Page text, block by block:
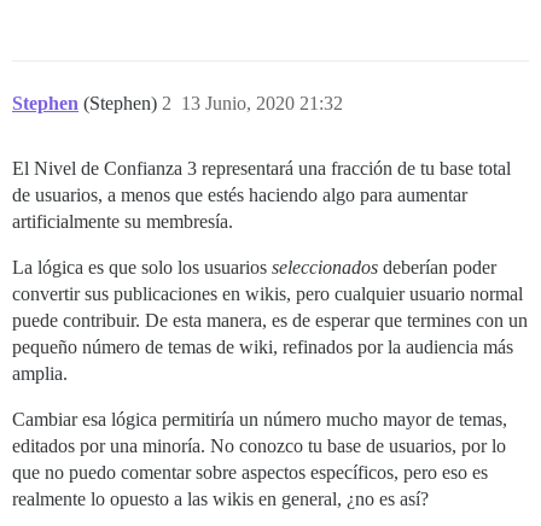
Stephen (Stephen) 13 Junio, 2020 21:32
2
El Nivel de Confianza 3 representará una fracción de tu base total
de usuarios, a menos que estés haciendo algo para aumentar
artificialmente su membresía.
La lógica es que solo los usuarios seleccionados deberían poder
convertir sus publicaciones en wikis, pero cualquier usuario normal
puede contribuir. De esta manera, es de esperar que termines con un
pequeño número de temas de wiki, refinados por la audiencia más
amplia.
Cambiar esa lógica permitiría un número mucho mayor de temas,
editados por una minoría. No conozco tu base de usuarios, por lo
que no puedo comentar sobre aspectos específicos, pero eso es
realmente lo opuesto a las wikis en general, ¿no es así?